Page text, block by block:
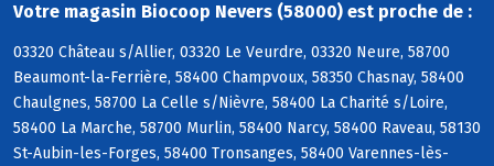
Votre magasin Biocoop Nevers (58000) est proche de :
03320 Château s/Allier, 03320 Le Veurdre, 03320 Neure, 58700
Beaumont-la-Ferrière, 58400 Champvoux, 58350 Chasnay, 58400
Chaulgnes, 58700 La Celle s/Nièvre, 58400 La Charité s/Loire,
58400 La Marche, 58700 Murlin, 58400 Narcy, 58400 Raveau, 58130
St-Aubin-les-Forges, 58400 Tronsanges, 58400 Varennes-lès-